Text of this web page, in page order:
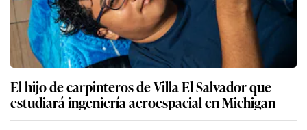
El hijo de carpinteros de Villa El Salvador que
estudiará ingeniería aeroespacial en Michigan